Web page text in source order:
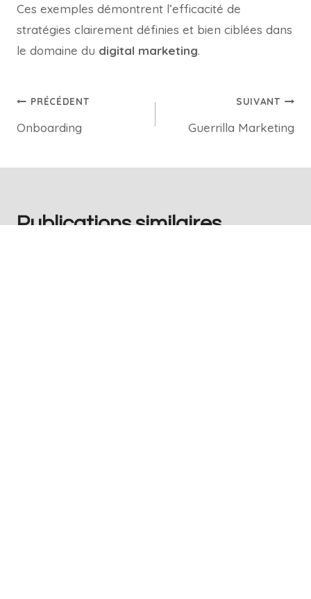
Ces exemples démontrent l’efficacité de
stratégies clairement définies et bien ciblées dans
le domaine du digital marketing.
PRÉCÉDENT
Onboarding
SUIVANT
Guerrilla Marketing
Publications similaires